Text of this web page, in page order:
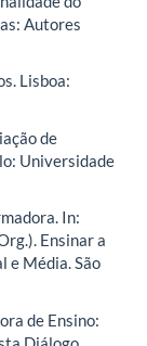
Autores
Lisboa:
de
Universidade
In:
Ensinar a
e Média. São
de Ensino: